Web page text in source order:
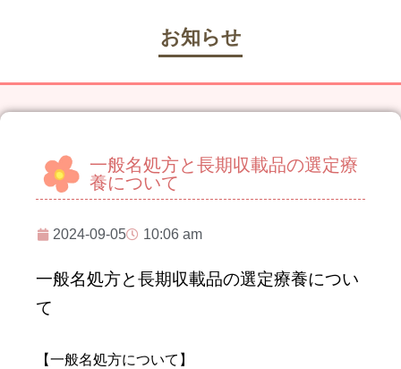
お知らせ
一般名処方と長期収載品の選定療
養について
2024-09-05 10:06 am
一般名処方と長期収載品の選定療養につい
て
【一般名処方について】